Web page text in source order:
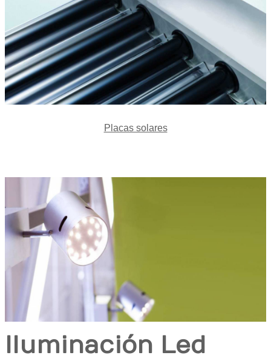
Placas solares
Iluminación Led